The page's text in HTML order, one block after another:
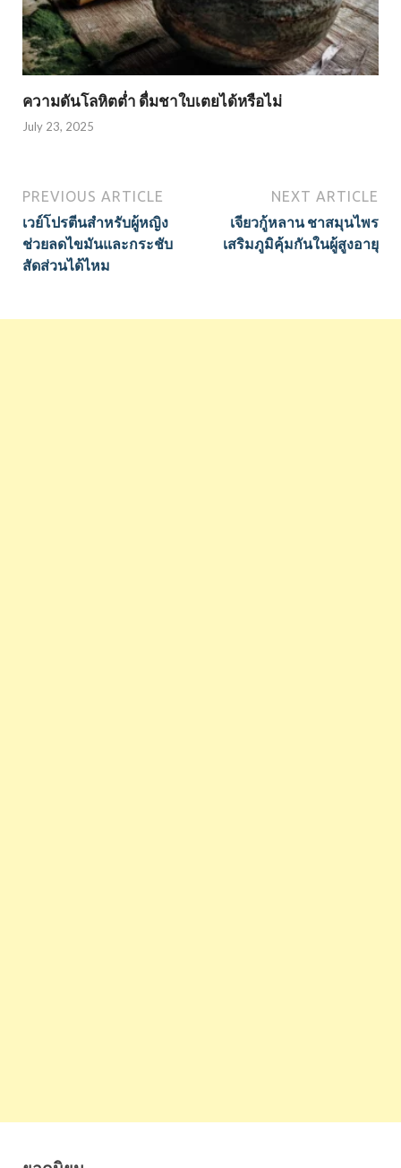
ความดันโลหิตต่ำ ดื่มชาใบเตยได้หรือไม่
July 23, 2025
PREVIOUS ARTICLE
เวย์โปรตีนสำหรับผู้หญิง
ช่วยลดไขมันและกระชับ
สัดส่วนได้ไหม
NEXT ARTICLE
เจียวกู้หลาน ชาสมุนไพร
เสริมภูมิคุ้มกันในผู้สูงอายุ